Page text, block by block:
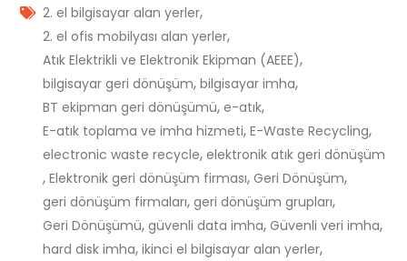
2. el bilgisayar alan yerler,
2. el ofis mobilyası alan yerler,
Atık Elektrikli ve Elektronik Ekipman (AEEE),
bilgisayar geri dönüşüm,bilgisayar imha,
BT ekipman geri dönüşümü,e-atık,
E-atık toplama ve imha hizmeti,E-Waste Recycling,
electronic waste recycle,elektronik atık geri dönüşüm
,Elektronik geri dönüşüm firması,Geri Dönüşüm,
geri dönüşüm firmaları,geri dönüşüm grupları,
Geri Dönüşümü,güvenli data imha,Güvenli veri imha,
hard disk imha,ikinci el bilgisayar alan yerler,